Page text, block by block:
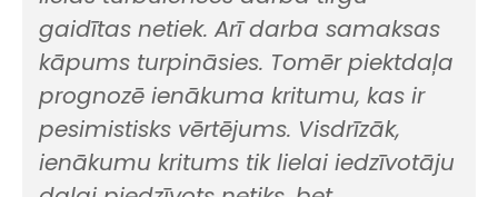
gaidītas netiek. Arī darba samaksas
kāpums turpināsies. Tomēr piektdaļa
prognozē ienākuma kritumu, kas ir
pesimistisks vērtējums. Visdrīzāk,
ienākumu kritums tik lielai iedzīvotāju